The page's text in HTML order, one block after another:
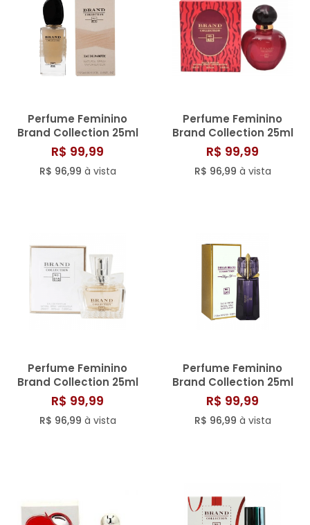
Perfume Feminino
Brand Collection 25ml
N° 074
R$ 99,99
R$ 96,99 à vista
Perfume Feminino
Brand Collection 25ml
N° 027
R$ 99,99
R$ 96,99 à vista
Perfume Feminino
Brand Collection 25ml
N° 015
R$ 99,99
R$ 96,99 à vista
Perfume Feminino
Brand Collection 25ml
N° 043
R$ 99,99
R$ 96,99 à vista